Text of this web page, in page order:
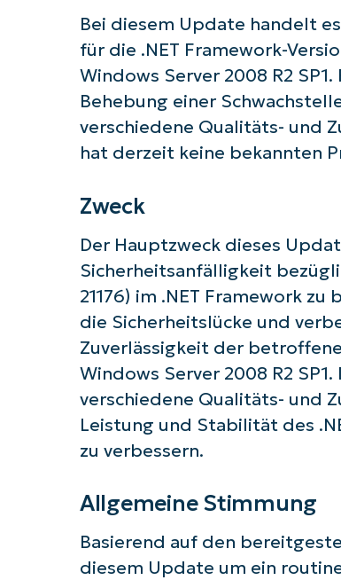
Bei diesem Update handelt
für die .NET Framework-
Windows Server 2008 R2
Behebung einer
verschiedene Qualitäts- und
hat derzeit keine bekannten
Zweck
Der Hauptzweck dieses
Sicherheitsanfälligkeit
21176) im .NET Framework
die Sicherheitslücke und
Zuverlässigkeit der
Windows Server 2008 R2
verschiedene Qualitäts- und
Leistung und Stabilität des
zu verbessern.
Allgemeine Stimmung
Basierend auf den
diesem Update um ein